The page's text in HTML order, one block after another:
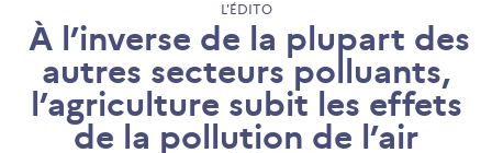
L'ÉDITO
À l’inverse de la plupart des
autres secteurs polluants,
l’agriculture subit les effets
de la pollution de l’air